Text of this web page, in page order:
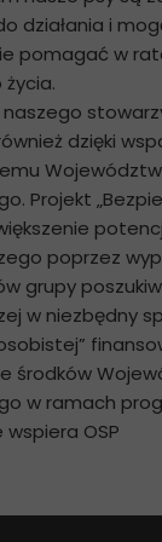
działania i
pomagać w
życia.
naszego
dzięki
Projekt
poprzez
grupy
w niezbędny
środków
w ramach
wspiera OSP